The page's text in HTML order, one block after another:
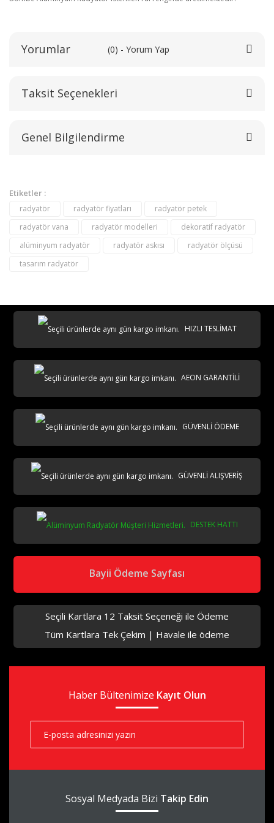
Yorumlar (0) - Yorum Yap
Bu ürüne ilk yorumu siz yapın!
Yorum Yaz
Taksit Seçenekleri
Genel Bilgilendirme
aks
aks
Etiketler :
radyatör radyatör fiyatları
radyatör petek
radyatör vana
radyatör modelleri
dekoratif radyatör
alüminyum radyatör
radyatör askısı
radyatör ölçüsü
tasarım radyatör
HIZLI TESLİMAT
AEON GARANTİLİ
GÜVENLİ ÖDEME
GÜVENLİ ALIŞVERİŞ
DESTEK HATTI
Bayii Ödeme Sayfası
Seçili Kartlara 12 Taksit Seçeneği ile Ödeme
Tüm Kartlara Tek Çekim | Havale ile ödeme
Haber Bültenimize Kayıt Olun
Sosyal Medyada Bizi Takip Edin